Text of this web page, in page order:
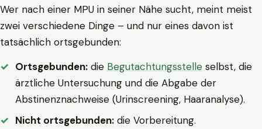
Wer nach einer MPU in seiner Nähe sucht, meint meist
zwei verschiedene Dinge – und nur eines davon ist
tatsächlich ortsgebunden:
Ortsgebunden: die Begutachtungsstelle selbst, die
ärztliche Untersuchung und die Abgabe der
Abstinenznachweise (Urinscreening, Haaranalyse).
Nicht ortsgebunden: die Vorbereitung.